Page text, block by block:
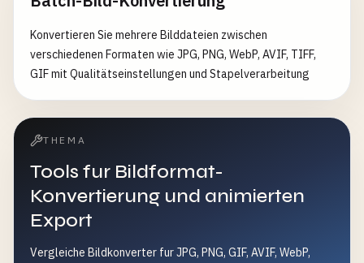
Konvertieren Sie mehrere Bilddateien zwischen
verschiedenen Formaten wie JPG, PNG, WebP, AVIF, TIFF,
GIF mit Qualitätseinstellungen und Stapelverarbeitung
THEMA
Tools fur Bildformat-
Konvertierung und animierten
Export
Vergleiche Bildkonverter fur JPG, PNG, GIF, AVIF, WebP,